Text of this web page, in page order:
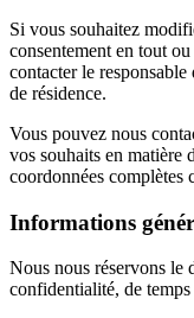
Si vous souhaitez
consentement en tout
contacter le
de résidence.
Vous pouvez nous
vos souhaits en matière
coordonnées complètes
Informations
Nous nous réservons le
confidentialité, de